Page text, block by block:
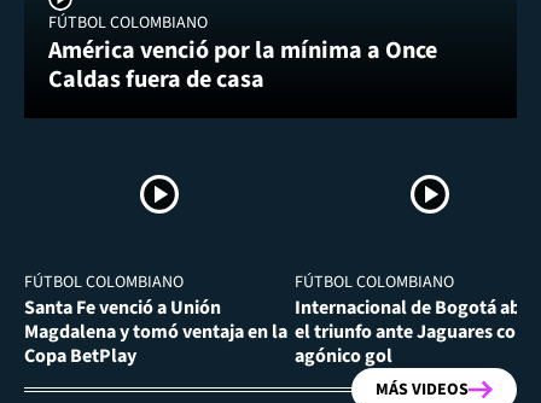
FÚTBOL COLOMBIANO
América venció por la mínima a Once
Caldas fuera de casa
FÚTBOL COLOMBIANO
Santa Fe venció a Unión
Magdalena y tomó ventaja en la
Copa BetPlay
FÚTBOL COLOMBIANO
Internacional de Bogotá
el triunfo ante Jaguares con
agónico gol
MÁS VIDEOS